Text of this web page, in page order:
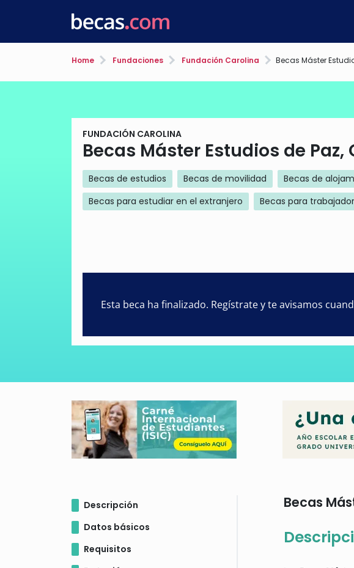
Home Fundaciones Fundación Carolina Becas Máster
FUNDACIÓN CAROLINA
Becas Máster Estudios de
Becas de estudios Becas de movilidad Becas de
Becas para estudiar en el extranjero
Becas para
Esta beca ha finalizado. Regístrate y te avisamos
Descripción
Datos básicos
Requisitos
Becas